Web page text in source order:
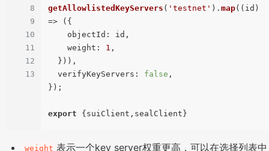
8
9
10
11
12
13
getAllowlistedKeyServers ( 'testnet' ). map( ( id )
=> ({
objectId : id,
weight : 1 ,
verifyKeyServers : false ,
});
export
weight 表示一个key server权重更高，可以在选择列表中